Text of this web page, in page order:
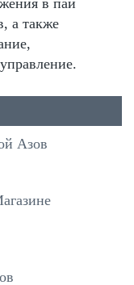
а также
Азов